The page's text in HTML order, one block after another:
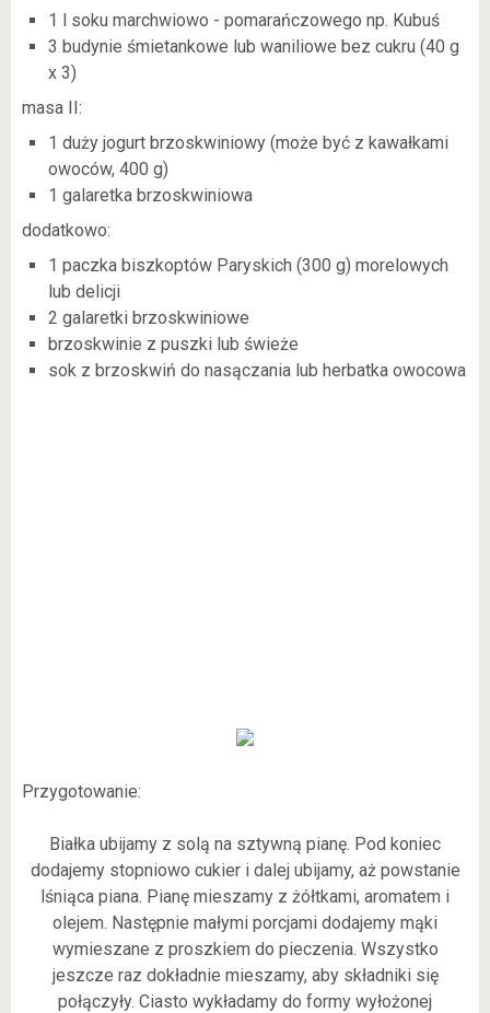
1 l soku marchwiowo - pomarańczowego np. Kubuś
3 budynie śmietankowe lub waniliowe bez cukru (40 g
x 3)
masa II:
1 duży jogurt brzoskwiniowy (może być z kawałkami
owoców, 400 g)
1 galaretka brzoskwiniowa
dodatkowo:
1 paczka biszkoptów Paryskich (300 g) morelowych
lub delicji
2 galaretki brzoskwiniowe
brzoskwinie z puszki lub świeże
sok z brzoskwiń do nasączania lub herbatka owocowa
Przygotowanie:
Białka ubijamy z solą na sztywną pianę. Pod koniec
dodajemy stopniowo cukier i dalej ubijamy, aż powstanie
lśniąca piana. Pianę mieszamy z żółtkami, aromatem i
olejem. Następnie małymi porcjami dodajemy mąki
wymieszane z proszkiem do pieczenia. Wszystko
jeszcze raz dokładnie mieszamy, aby składniki się
połączyły. Ciasto wykładamy do formy wyłożonej